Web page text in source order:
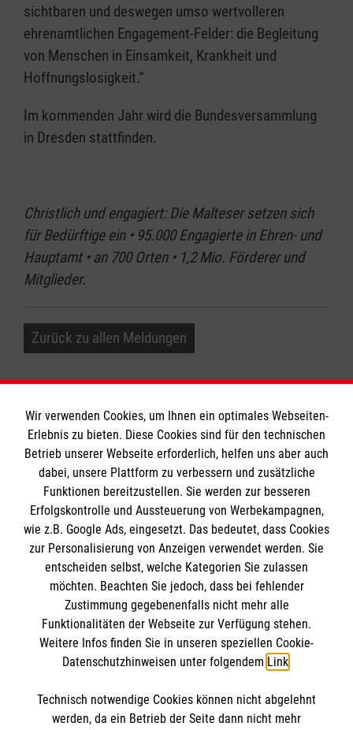
sichtbaren und deswegen umso wertvolleren
ehrenamtlichen Engagement-Felder: die Begleitung
von Menschen in Einsamkeit, Krankheit und
Hoffnungslosigkeit.“
Im kommenden Jahr wird die Bundesversammlung
in Dresden stattfinden.
Christlich und engagiert: Die Malteser setzen sich
für Bedürftige ein • 95.000 Engagierte in Ehren- und
Hauptamt • an 700 Orten • 1,2 Mio. Förderer und
Mitglieder.
Zurück zu allen Meldungen
Informationen
Impressum
Datenschutz
Barrierefreiheit
Kontakt
Die Malteser
Malteser in Deutschland
Malteserorden
Sharepoint
Spendenkonto
IBAN: DE90 6005 0101 0001 2706 88
So finden Sie uns
Wir verwenden Cookies, um Ihnen ein optimales Webseiten-
Erlebnis zu bieten. Diese Cookies sind für den technischen
Betrieb unserer Webseite erforderlich, helfen uns aber auch
dabei, unsere Plattform zu verbessern und zusätzliche
Funktionen bereitzustellen. Sie werden zur besseren
Erfolgskontrolle und Aussteuerung von Werbekampagnen,
wie z.B. Google Ads, eingesetzt. Das bedeutet, dass Cookies
zur Personalisierung von Anzeigen verwendet werden. Sie
entscheiden selbst, welche Kategorien Sie zulassen
möchten. Beachten Sie jedoch, dass bei fehlender
Zustimmung gegebenenfalls nicht mehr alle
Funktionalitäten der Webseite zur Verfügung stehen.
Weitere Infos finden Sie in unseren speziellen Cookie-
Datenschutzhinweisen unter folgendem Link.
Technisch notwendige Cookies können nicht abgelehnt
werden, da ein Betrieb der Seite dann nicht mehr